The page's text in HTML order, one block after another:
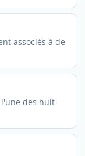
associés à de
l'une des huit